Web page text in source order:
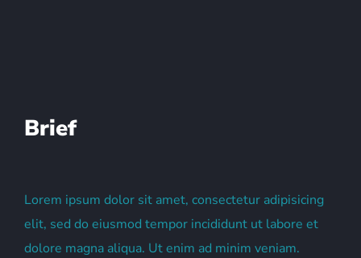
Brief
Lorem ipsum dolor sit amet, consectetur adipisicing
elit, sed do eiusmod tempor incididunt ut labore et
dolore magna aliqua. Ut enim ad minim veniam.